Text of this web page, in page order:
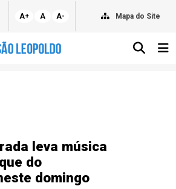
A+ A A- Mapa do Site
leva música
do
domingo